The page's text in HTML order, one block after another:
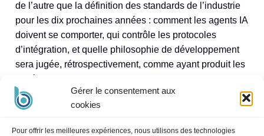
Gérer le consentement aux
cookies
Pour offrir les meilleures expériences, nous utilisons des technologies
de l’autre que la définition des standards de l’industrie
pour les dix prochaines années : comment les agents IA
doivent se comporter, qui contrôle les protocoles
d’intégration, et quelle philosophie de développement
sera jugée, rétrospectivement, comme ayant produit les
Google joue la carte de l’infrastructure omnipotente.
OpenAI joue la notoriété et la distribution massive.